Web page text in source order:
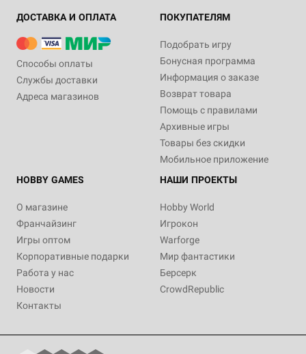
ДОСТАВКА И ОПЛАТА
Способы оплаты
Службы доставки
Адреса магазинов
ПОКУПАТЕЛЯМ
Подобрать игру
Бонусная программа
Информация о заказе
Возврат товара
Помощь с правилами
Архивные игры
Товары без скидки
Мобильное приложение
HOBBY GAMES
О магазине
Франчайзинг
Игры оптом
Корпоративные подарки
Работа у нас
Новости
Контакты
НАШИ ПРОЕКТЫ
Hobby World
Игрокон
Warforge
Мир фантастики
Берсерк
CrowdRepublic